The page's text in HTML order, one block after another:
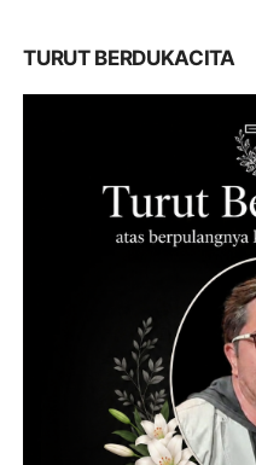
TURUT BERDUKACITA